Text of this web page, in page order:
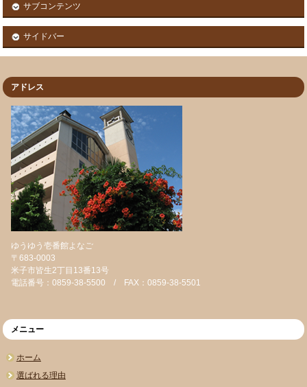
サブコンテンツ
サイドバー
アドレス
ゆうゆう壱番館よなご
〒683-0003
米子市皆生2丁目13番13号
電話番号：0859-38-5500 / FAX：0859-38-5501
メニュー
ホーム
選ばれる理由